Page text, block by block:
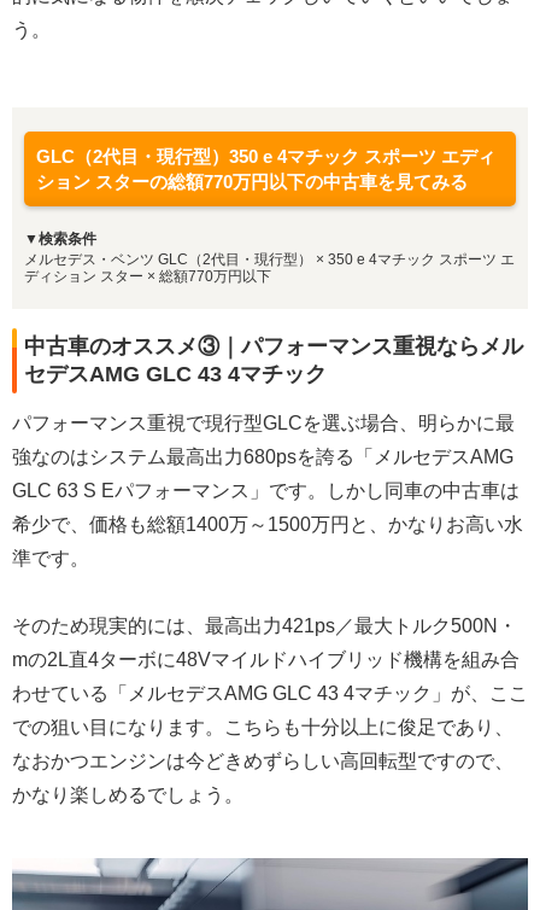
う。
GLC（2代目・現行型）350 e 4マチック スポーツ エディ
ション スターの総額770万円以下の中古車を見てみる
▼検索条件
メルセデス・ベンツ GLC（2代目・現行型） × 350 e 4マチック スポーツ エ
ディション スター × 総額770万円以下
中古車のオススメ③｜パフォーマンス重視ならメル
セデスAMG GLC 43 4マチック
パフォーマンス重視で現行型GLCを選ぶ場合、明らかに最
強なのはシステム最高出力680psを誇る「メルセデスAMG
GLC 63 S Eパフォーマンス」です。しかし同車の中古車は
希少で、価格も総額1400万～1500万円と、かなりお高い水
準です。
そのため現実的には、最高出力421ps／最大トルク500N・
mの2L直4ターボに48Vマイルドハイブリッド機構を組み合
わせている「メルセデスAMG GLC 43 4マチック」が、ここ
での狙い目になります。こちらも十分以上に俊足であり、
なおかつエンジンは今どきめずらしい高回転型ですので、
かなり楽しめるでしょう。